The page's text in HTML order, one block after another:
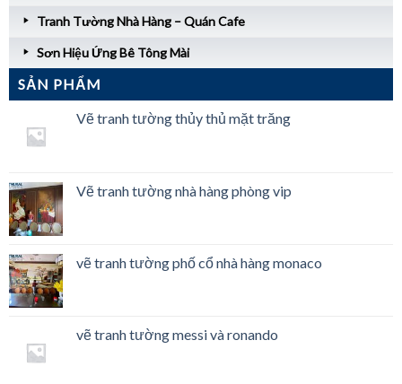
Tranh Tường Nhà Hàng – Quán Cafe
Sơn Hiệu Ứng Bê Tông Mài
SẢN PHẨM
Vẽ tranh tường thủy thủ mặt trăng
Vẽ tranh tường nhà hàng phòng vip
vẽ tranh tường phố cổ nhà hàng monaco
vẽ tranh tường messi và ronando